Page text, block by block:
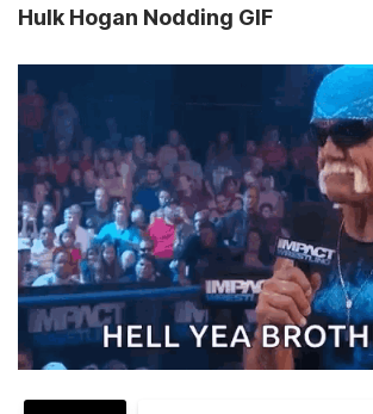
Hulk Hogan Nodding GIF